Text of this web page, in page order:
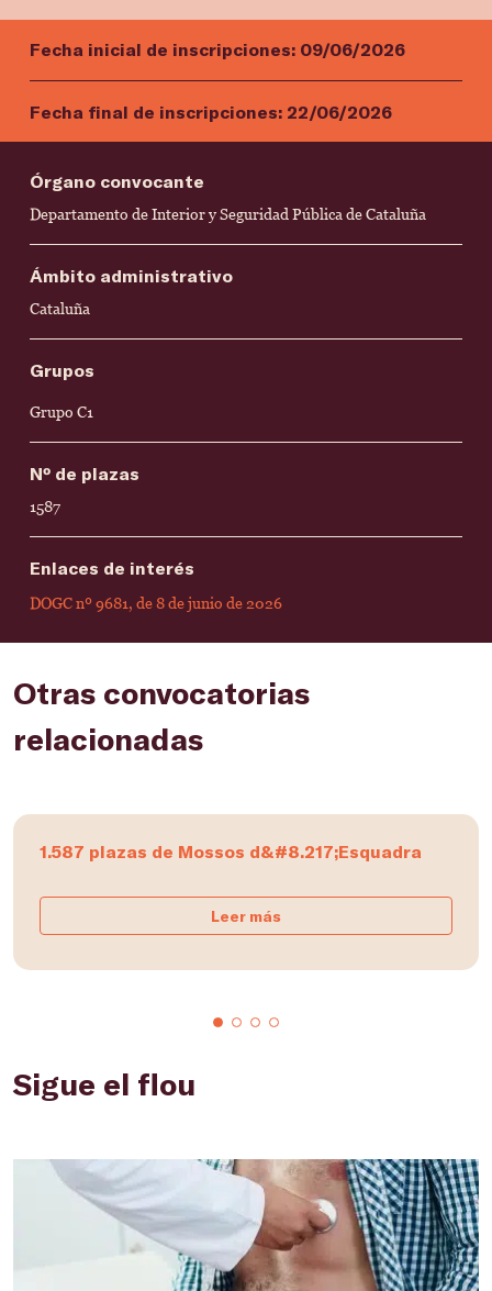
Fecha inicial de inscripciones: 09/06/2026
Fecha final de inscripciones: 22/06/2026
Órgano convocante
Departamento de Interior y Seguridad Pública de Cataluña
Ámbito administrativo
Cataluña
Grupos
Grupo C1
Nº de plazas
1587
Enlaces de interés
DOGC nº 9681, de 8 de junio de 2026
Otras convocatorias
relacionadas
1.587 plazas de Mossos d&#8.217;Esquadra
Leer más
Sigue el flou